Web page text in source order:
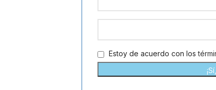
Estoy de acuerdo con los